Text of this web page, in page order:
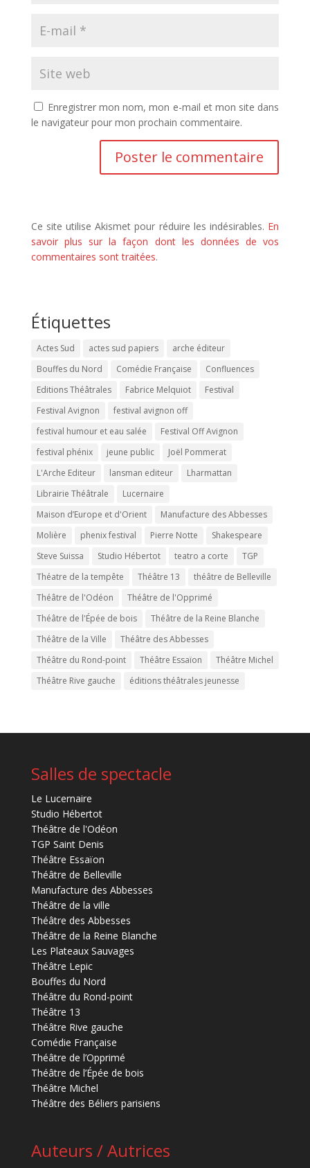
Enregistrer mon nom, mon e-mail et mon site dans
le navigateur pour mon prochain commentaire.
Ce site utilise Akismet pour réduire les indésirables. En
savoir plus sur la façon dont les données de vos
commentaires sont traitées.
Étiquettes
Actes Sud actes sud papiers
arche éditeur
Bouffes du Nord
Comédie Française
Confluences
Editions Théâtrales
Fabrice Melquiot
Festival
Festival Avignon
festival avignon off
festival humour et eau salée
Festival Off Avignon
festival phénix
jeune public
Joël Pommerat
L'Arche Editeur
lansman editeur
Lharmattan
Librairie Théâtrale
Lucernaire
Maison d’Europe et d'Orient
Manufacture des Abbesses
Molière
phenix festival Pierre Notte
Shakespeare
Steve Suissa
Studio Hébertot teatro a corte
TGP
Théatre de la tempête
Théâtre 13
théâtre de Belleville
Théâtre de l'Odéon
Théâtre de l'Opprimé
Théâtre de l'Épée de bois
Théâtre de la Reine Blanche
Théâtre de la Ville
Théâtre des Abbesses
Théâtre du Rond-point
Théâtre Essaïon
Théâtre Michel
Théâtre Rive gauche
éditions théâtrales jeunesse
Salles de spectacle
Le Lucernaire
Studio Hébertot
Théâtre de l'Odéon
TGP Saint Denis
Théâtre Essaïon
Théâtre de Belleville
Manufacture des Abbesses
Théâtre de la ville
Théâtre des Abbesses
Théâtre de la Reine Blanche
Les Plateaux Sauvages
Théâtre Lepic
Bouffes du Nord
Théâtre du Rond-point
Théâtre 13
Théâtre Rive gauche
Comédie Française
Théâtre de l’Opprimé
Théâtre de l’Épée de bois
Théâtre Michel
Théâtre des Béliers parisiens
Auteurs / Autrices